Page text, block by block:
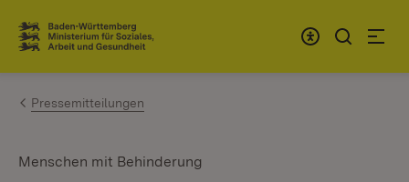
Zum Inhalt springen
Link zur Startseite
Pressemitteilungen
Menschen mit Behinderung